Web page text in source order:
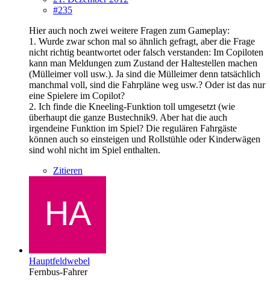
#235
Hier auch noch zwei weitere Fragen zum Gameplay:
1. Wurde zwar schon mal so ähnlich gefragt, aber die Frage
nicht richtig beantwortet oder falsch verstanden: Im Copiloten
kann man Meldungen zum Zustand der Haltestellen machen
(Mülleimer voll usw.). Ja sind die Mülleimer denn tatsächlich
manchmal voll, sind die Fahrpläne weg usw.? Oder ist das nur
eine Spielere im Copilot?
2. Ich finde die Kneeling-Funktion toll umgesetzt (wie
überhaupt die ganze Bustechnik9. Aber hat die auch
irgendeine Funktion im Spiel? Die regulären Fahrgäste
können auch so einsteigen und Rollstühle oder Kinderwägen
sind wohl nicht im Spiel enthalten.
Zitieren
Hauptfeldwebel
Fernbus-Fahrer